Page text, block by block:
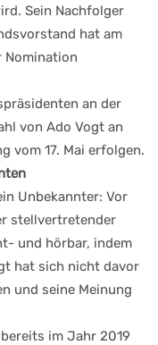
Sein Nachfolger
hat am
Nomination
an der
von Ado Vogt an
vom 17. Mai erfolgen.
Unbekannter: Vor
stellvertretender
und hörbar, indem
hat sich nicht davor
und seine Meinung
im Jahr 2019